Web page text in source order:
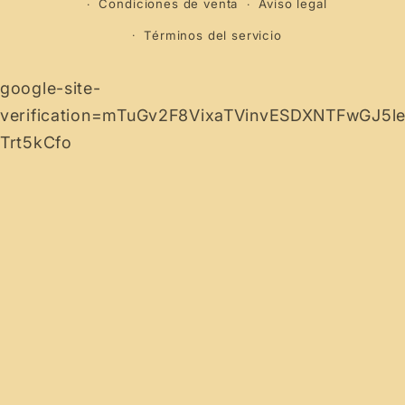
Condiciones de venta Aviso legal
Términos del servicio
google-site-
Trt5kCfo